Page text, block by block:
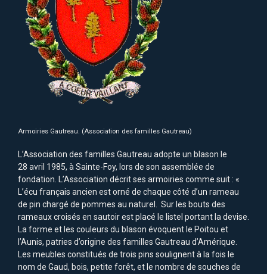
Armoiries Gautreau. (Association des familles Gautreau)
L’Association des familles Gautreau adopte un blason le
28 avril 1985, à Sainte-Foy, lors de son assemblée de
fondation. L’Association décrit ses armoiries comme suit : «
L’écu français ancien est orné de chaque côté d’un rameau
de pin chargé de pommes au naturel. Sur les bouts des
rameaux croisés en sautoir est placé le listel portant la devise.
La forme et les couleurs du blason évoquent le Poitou et
l’Aunis, patries d’origine des familles Gautreau d’Amérique.
Les meubles constitués de trois pins soulignent à la fois le
nom de Gaud, bois, petite forêt, et le nombre de souches de